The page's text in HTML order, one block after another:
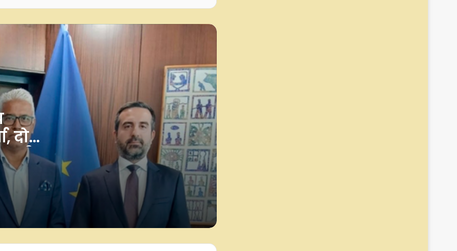
दोनों
जताया प्रधानमंत्री मोदी का आभार, मजबूत
रिश्तों की बात दोहराई
ब्रिक्स शिक्षा मंत्रियों ने बैठक में सर्वसम्मति
से अपनाया 'घोषणापत्र', पांच मुख्य
प्राथमिकताएं तय
चीन के नेतृत्व में संशोधित लौह धातु सामग्री
के ऊष्मा उपचार के मूलभूत क्षेत्र में
अंतरराष्ट्रीय मानक जारी
चीन ने दक्षिण सूडान में स्थिरता की रक्षा
करने की आवश्यकता पर जोर दिया
व‍िदेशी हस्‍त‍ियों ने क‍िया हथकरघा द‍िवस का
सम्‍मान, भारतीय पर‍िधानों में नजर आए
ऑस्ट्रेलियाई उच्चायोग के अध‍िकारी
एफसीआरए हमारा आंतर‍िक मामला, बाहरी